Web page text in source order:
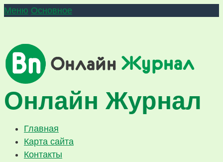
Меню Основное
Онлайн Журнал
Главная
Карта сайта
Контакты